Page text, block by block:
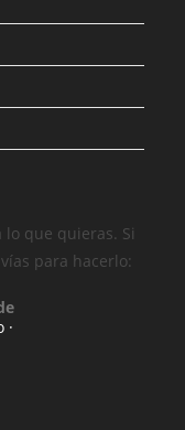
lo que quieras. Si
para hacerlo: